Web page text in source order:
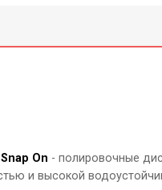
On - полировочные
и высокой